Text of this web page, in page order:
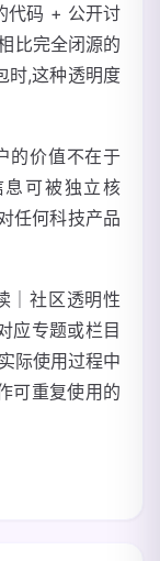
代码 + 公开讨
比完全闭源的
时,这种透明度
的价值不在于
息可被独立核
任何科技产品
｜社区透明性
应专题或栏目
际使用过程中
可重复使用的